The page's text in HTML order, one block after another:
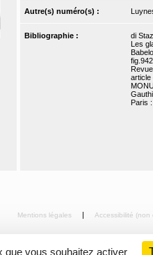
Autre(s) numéro(s) :
Bibliographie :
di
Les
fig.942.
article
Paris
Mentions légales Accessibilité (non
que vous souhaitez activer